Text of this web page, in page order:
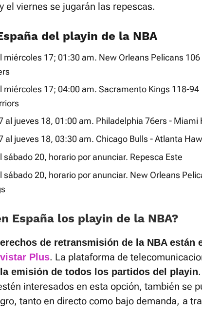
el viernes se jugarán las repescas.
del playin de la NBA
miércoles 17; 01:30 am. New Orleans Pelicans 106
miércoles 17; 04:00 am. Sacramento Kings 118-94
al jueves 18, 01:00 am. Philadelphia 76ers - Miami
al jueves 18, 03:30 am. Chicago Bulls - Atlanta
sábado 20, horario por anunciar. Repesca Este
sábado 20, horario por anunciar. New Orleans
España los playin de la NBA?
de retransmisión de la NBA están
Plus. La plataforma de
emisión de todos los partidos del playin
interesados en esta opción, también se
tanto en directo como bajo demanda, a